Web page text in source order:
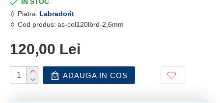
Piatra: Labradorit
Cod produs: as-col120lbrd-2,6mm
120,00 Lei
ADAUGA IN COS